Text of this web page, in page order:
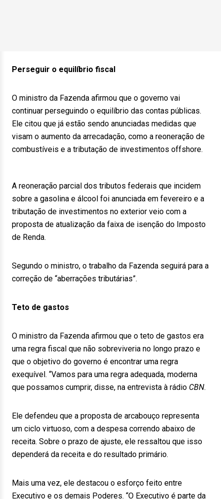
Perseguir o equilíbrio fiscal
O ministro da Fazenda afirmou que o governo vai
continuar perseguindo o equilíbrio das contas públicas.
Ele citou que já estão sendo anunciadas medidas que
visam o aumento da arrecadação, como a reoneração de
combustíveis e a tributação de investimentos offshore.
A reoneração parcial dos tributos federais que incidem
sobre a gasolina e álcool foi anunciada em fevereiro e a
tributação de investimentos no exterior veio com a
proposta de atualização da faixa de isenção do Imposto
de Renda.
Segundo o ministro, o trabalho da Fazenda seguirá para a
correção de “aberrações tributárias”.
Teto de gastos
O ministro da Fazenda afirmou que o teto de gastos era
uma regra fiscal que não sobreviveria no longo prazo e
que o objetivo do governo é encontrar uma regra
exequível. “Vamos para uma regra adequada, moderna
que possamos cumprir, disse, na entrevista à rádio CBN.
Ele defendeu que a proposta de arcabouço representa
um ciclo virtuoso, com a despesa correndo abaixo de
receita. Sobre o prazo de ajuste, ele ressaltou que isso
dependerá da receita e do resultado primário.
Mais uma vez, ele destacou o esforço feito entre
Executivo e os demais Poderes. “O Executivo é parte da